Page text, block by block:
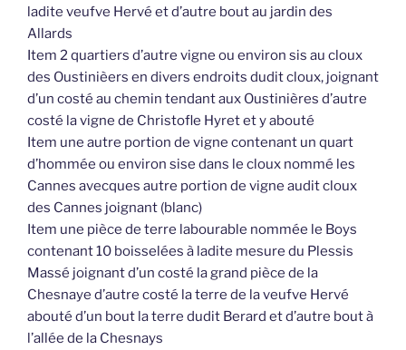
ladite veufve Hervé et d’autre bout au jardin des
Allards
Item 2 quartiers d’autre vigne ou environ sis au cloux
des Oustinièers en divers endroits dudit cloux, joignant
d’un costé au chemin tendant aux Oustinières d’autre
costé la vigne de Christofle Hyret et y abouté
Item une autre portion de vigne contenant un quart
d’hommée ou environ sise dans le cloux nommé les
Cannes avecques autre portion de vigne audit cloux
des Cannes joignant (blanc)
Item une pièce de terre labourable nommée le Boys
contenant 10 boisselées à ladite mesure du Plessis
Massé joignant d’un costé la grand pièce de la
Chesnaye d’autre costé la terre de la veufve Hervé
abouté d’un bout la terre dudit Berard et d’autre bout à
l’allée de la Chesnays